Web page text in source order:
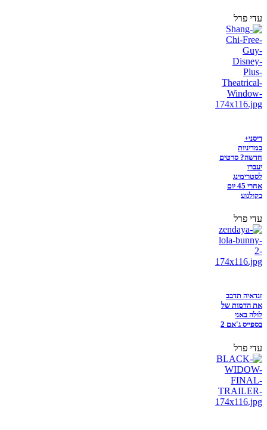
עדי פרל
דיסני+
במדיניות
חדשה? סרטים
יעברו
לסטרימינג
אחרי 45 יום
בקולנוע
עדי פרל
זנדאיה תדבב
את הדמות של
לולה באני
בספייס ג'אם 2
עדי פרל